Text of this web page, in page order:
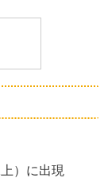
）に出現